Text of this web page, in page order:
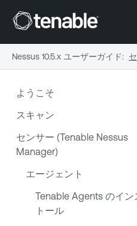
ようこそ
スキャン
センサー (Tenable Nessus
Manager)
エージェント
Tenable Agents のイン
トール
Nessus 10.5.x ユーザーガイド: